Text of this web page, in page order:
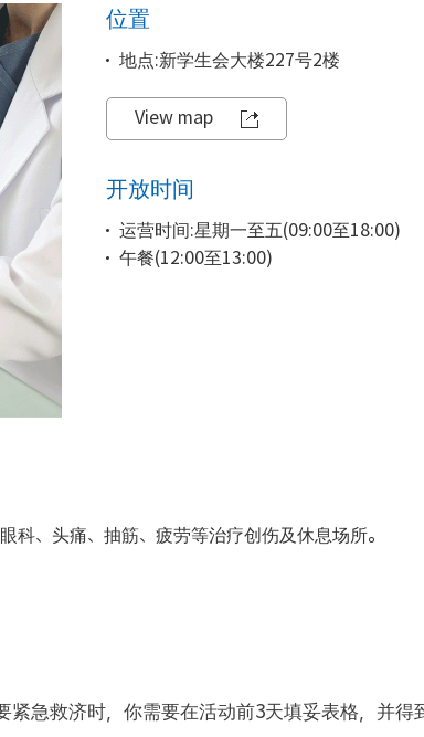
位置
地点:新学生会大楼227号2楼
View map
开放时间
运营时间:星期一至五(09:00至18:00)
午餐(12:00至13:00)
、头痛、抽筋、疲劳等治疗创伤及休息场所。
急救济时，你需要在活动前3天填妥表格，并得